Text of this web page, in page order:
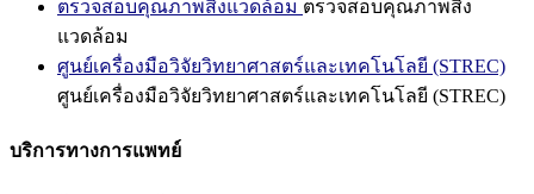
ตรวจสอบคุณภาพสิ่งแวดล้อม ตรวจสอบคุณภาพสิ่ง
แวดล้อม
ศูนย์เครื่องมือวิจัยวิทยาศาสตร์และเทคโนโลยี (STREC)
ศูนย์เครื่องมือวิจัยวิทยาศาสตร์และเทคโนโลยี (STREC)
บริการทางการแพทย์